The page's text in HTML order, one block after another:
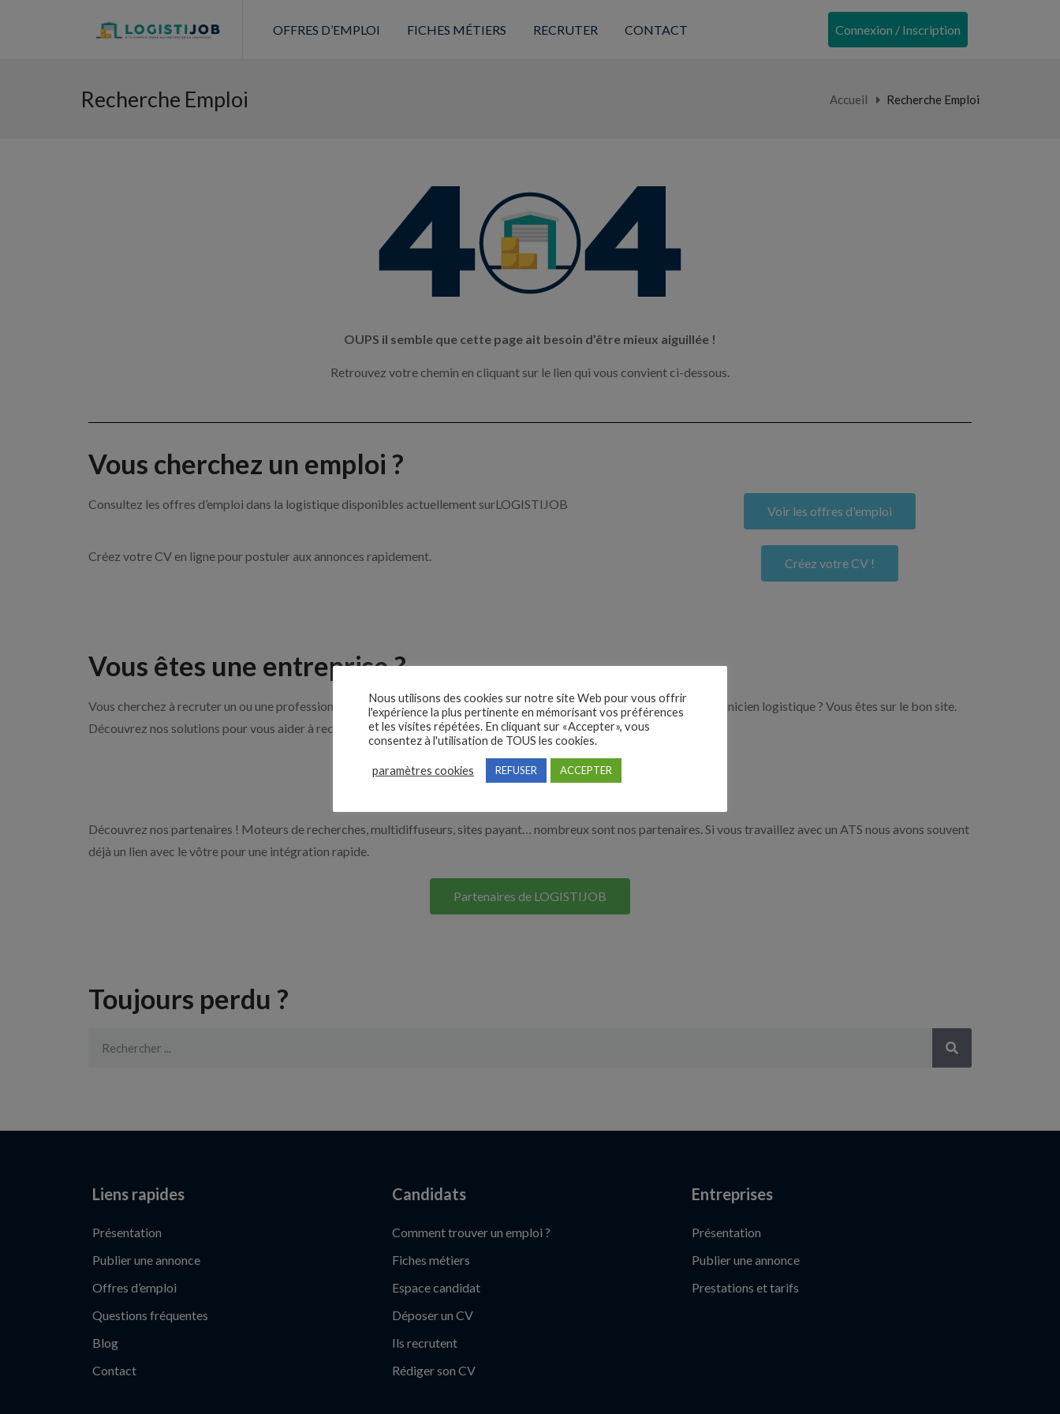
OFFRES D’EMPLOI FICHES MÉTIERS RECRUTER CONTACT Connexion / Inscription
Recherche Emploi Accueil Recherche Emploi
OUPS il semble que cette page ait besoin d’être mieux aiguillée !
Retrouvez votre chemin en cliquant sur le lien qui vous convient ci-dessous.
Vous cherchez un emploi ?
Consultez les offres d’emploi dans la logistique disponibles actuellement surLOGISTIJOB Voir les offres d'emploi
Créez votre CV en ligne pour postuler aux annonces rapidement. Créez votre CV !
Vous êtes une entreprise ?
Vous cherchez à recruter un ou une professionnelle de la logistique par exemple un acheteur, un cariste ou encore un technicien logistique ? Vous êtes sur le bon site.
Découvrez nos solutions pour vous aider à recruter en cliquant sur le bouton ci-dessous.
Nos solutions entreprises
Découvrez nos partenaires ! Moteurs de recherches, multidiffuseurs, sites payant… nombreux sont nos partenaires. Si vous travaillez avec un ATS nous avons souvent
déjà un lien avec le vôtre pour une intégration rapide.
Partenaires de LOGISTIJOB
Toujours perdu ?
Liens rapides
Présentation
Publier une annonce
Offres d’emploi
Questions fréquentes
Blog
Contact
Candidats
Comment trouver un emploi ?
Fiches métiers
Espace candidat
Déposer un CV
Ils recrutent
Rédiger son CV
Entreprises
Présentation
Publier une annonce
Prestations et tarifs
Nous utilisons des cookies sur notre site Web pour vous offrir
l'expérience la plus pertinente en mémorisant vos préférences
et les visites répétées. En cliquant sur «Accepter», vous
consentez à l'utilisation de TOUS les cookies.
paramètres cookies REFUSER ACCEPTER